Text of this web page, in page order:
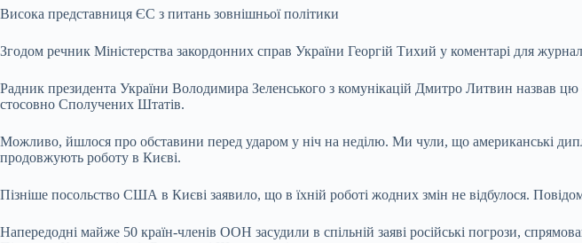
Висока представниця ЄС з питань зовнішньої політики
Згодом речник Міністерства закордонних справ України Георгій Тихий у коментарі для
Радник президента України Володимира Зеленського з комунікацій Дмитро Литвин назвав
стосовно Сполучених Штатів.
Можливо, йшлося про обставини перед ударом у ніч на неділю. Ми чули, що американські
продовжують роботу в Києві.
Пізніше посольство США в Києві заявило, що в їхній роботі жодних змін не відбулося.
Напередодні майже 50 країн-членів ООН засудили в спільній заяві російські погрози,